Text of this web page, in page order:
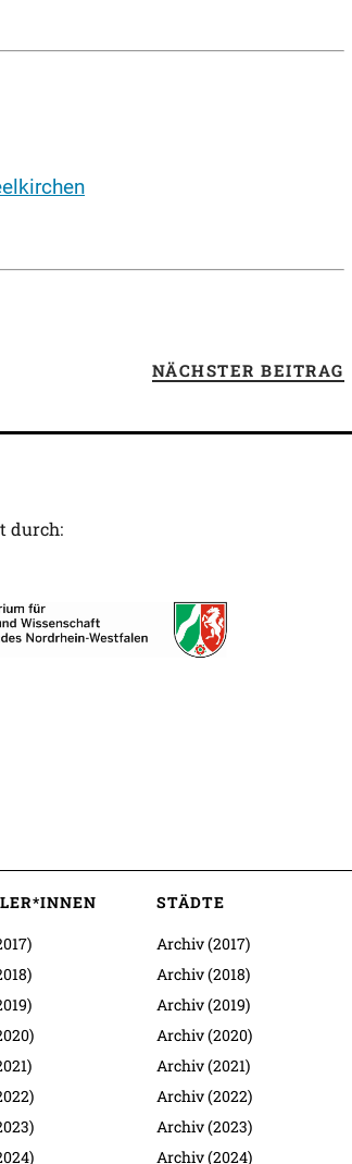
NÄCHSTER BEITRAG
durch:
STÄDTE
Archiv (2017)
Archiv (2018)
Archiv (2019)
Archiv (2020)
Archiv (2021)
Archiv (2022)
Archiv (2023)
Archiv (2024)